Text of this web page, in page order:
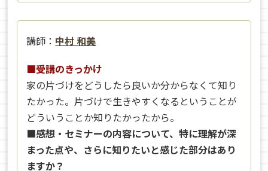
講師： 中村 和美
■受講のきっかけ
家の片づけをどうしたら良いか分からなくて知り
たかった。片づけで生きやすくなるということが
どういうことか知りたかったから。
■感想・セミナーの内容について、特に理解が深
まった点や、さらに知りたいと感じた部分はあり
ますか？